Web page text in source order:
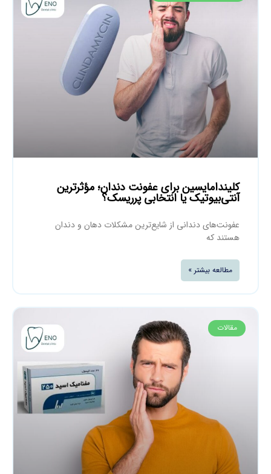
کلیندامایسین برای عفونت دندان؛ مؤثرترین
آنتی‌بیوتیک یا انتخابی پرریسک؟
عفونت‌های دندانی از شایع‌ترین مشکلات دهان و دندان
هستند که
مطالعه بیشتر »
مقالات